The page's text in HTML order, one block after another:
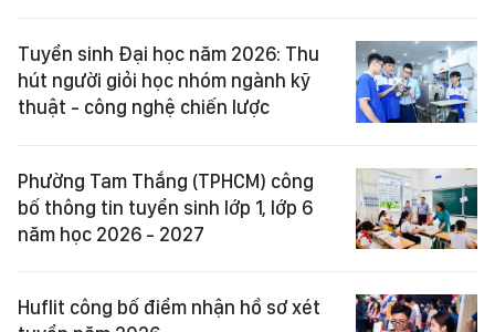
Tuyển sinh Đại học năm 2026: Thu
hút người giỏi học nhóm ngành kỹ
thuật - công nghệ chiến lược
Phường Tam Thắng (TPHCM) công
bố thông tin tuyển sinh lớp 1, lớp 6
năm học 2026 - 2027
Huflit công bố điểm nhận hồ sơ xét